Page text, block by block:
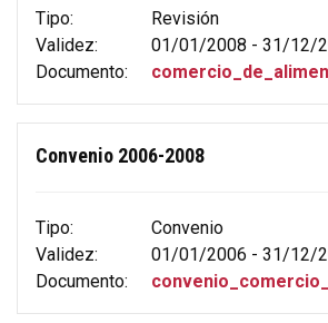
Tipo:
Revisión
Validez:
01/01/2008 - 31/12/
Documento:
Convenio 2006-2008
Tipo:
Convenio
Validez:
01/01/2006 - 31/12/
Documento: